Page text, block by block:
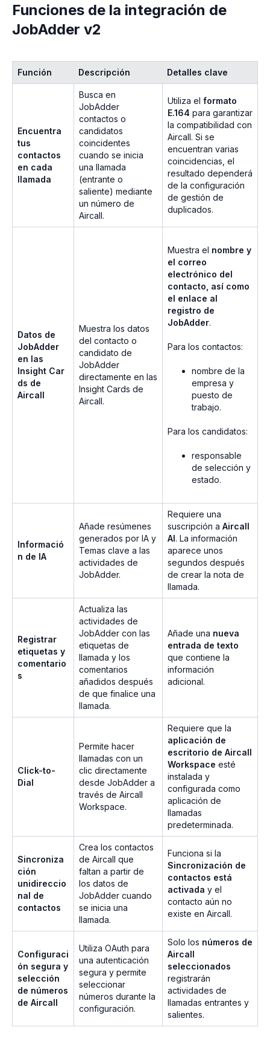
Funciones de la integración de
JobAdder v2
Función Descripción Detalles clave
Encuentra
tus
contactos
en cada
llamada
Busca en
JobAdder
contactos o
candidatos
coincidentes
cuando se inicia
una llamada
(entrante o
saliente) mediante
un número de
Aircall.
Utiliza el formato
E.164 para garantizar
la compatibilidad con
Aircall. Si se
encuentran varias
coincidencias, el
resultado dependerá
de la configuración
de gestión de
duplicados.
Datos de
JobAdder
en las
Insight Car
ds de
Aircall
Muestra los datos
del contacto o
candidato de
JobAdder
directamente en las
Insight Cards de
Aircall.
Muestra el nombre y
el correo
electrónico del
contacto, así como
el enlace al
registro de
JobAdder.
Para los contactos:
nombre de la
empresa y
puesto de
trabajo.
Para los candidatos:
responsable
de selección y
estado.
Informació
n de IA
Añade resúmenes
generados por IA y
Temas clave a las
actividades de
JobAdder.
Requiere una
suscripción a Aircall
AI. La información
aparece unos
segundos después
de crear la nota de
llamada.
Registrar
etiquetas y
comentario
s
Actualiza las
actividades de
JobAdder con las
etiquetas de
llamada y los
comentarios
añadidos después
de que finalice una
llamada.
Añade una nueva
entrada de texto
que contiene la
información
adicional.
Click-to-
Dial
Permite hacer
llamadas con un
clic directamente
desde JobAdder a
través de Aircall
Workspace.
Requiere que la
aplicación de
escritorio de Aircall
Workspace esté
instalada y
configurada como
aplicación de
llamadas
predeterminada.
Sincroniza
ción
unidireccio
nal de
contactos
Crea los contactos
de Aircall que
faltan a partir de
los datos de
JobAdder cuando
se inicia una
llamada.
Funciona si la
Sincronización de
contactos está
activada y el
contacto aún no
existe en Aircall.
Configuraci
ón segura y
selección
de números
de Aircall
Utiliza OAuth para
una autenticación
segura y permite
seleccionar
números durante la
configuración.
Solo los números de
Aircall
seleccionados
registrarán
actividades de
llamadas entrantes y
salientes.